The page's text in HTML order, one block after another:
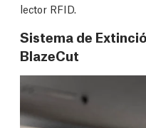
lector RFID.
Sistema de
BlazeCut